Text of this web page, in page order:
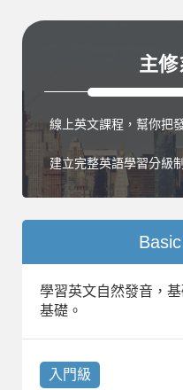
主
線上英文課程，幫你把
建立完整英語學習分級
學習英文自然發音，
基礎。
入門級